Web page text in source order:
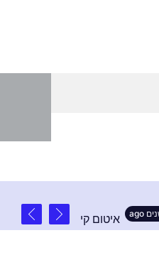
שלטים בגובה 2 שנים ago